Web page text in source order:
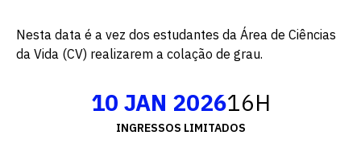
Nesta data é a vez dos estudantes da Área de Ciências
da Vida (CV) realizarem a colação de grau.
10 JAN 202616H
INGRESSOS LIMITADOS